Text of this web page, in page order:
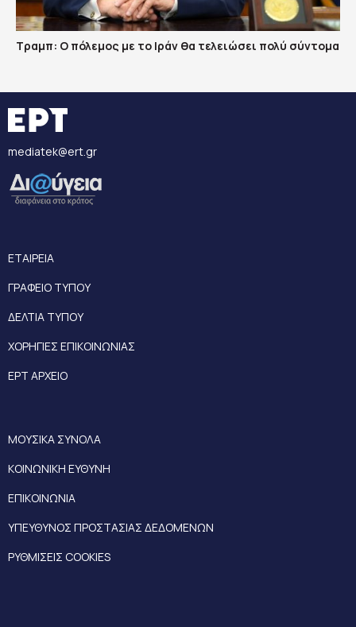
Τραμπ: Ο πόλεμος με το Ιράν θα τελειώσει πολύ σύντομα
mediatek@ert.gr
ΕΤΑΙΡΕΙΑ
ΓΡΑΦΕΙΟ ΤΥΠΟΥ
ΔΕΛΤΙΑ ΤΥΠΟΥ
ΧΟΡΗΓΙΕΣ ΕΠΙΚΟΙΝΩΝΙΑΣ
ΕΡΤ ΑΡΧΕΙΟ
ΜΟΥΣΙΚΑ ΣΥΝΟΛΑ
ΚΟΙΝΩΝΙΚΗ ΕΥΘΥΝΗ
ΕΠΙΚΟΙΝΩΝΙΑ
ΥΠΕΥΘΥΝΟΣ ΠΡΟΣΤΑΣΙΑΣ ΔΕΔΟΜΕΝΩΝ
ΡΥΘΜΙΣΕΙΣ COOKIES